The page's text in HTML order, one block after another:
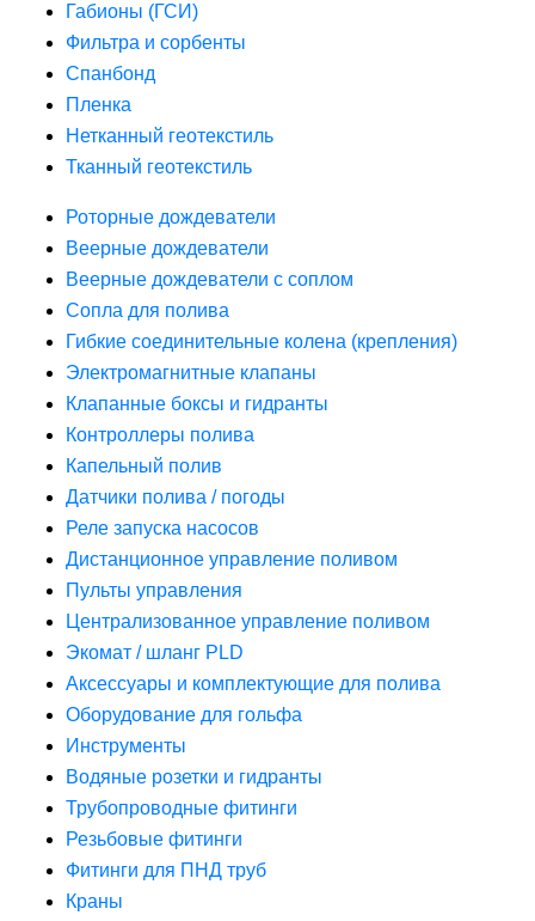
Габионы (ГСИ)
Фильтра и сорбенты
Спанбонд
Пленка
Нетканный геотекстиль
Тканный геотекстиль
Роторные дождеватели
Веерные дождеватели
Веерные дождеватели с соплом
Сопла для полива
Гибкие соединительные колена (крепления)
Электромагнитные клапаны
Клапанные боксы и гидранты
Контроллеры полива
Капельный полив
Датчики полива / погоды
Реле запуска насосов
Дистанционное управление поливом
Пульты управления
Централизованное управление поливом
Экомат / шланг PLD
Аксессуары и комплектующие для полива
Оборудование для гольфа
Инструменты
Водяные розетки и гидранты
Трубопроводные фитинги
Резьбовые фитинги
Фитинги для ПНД труб
Краны